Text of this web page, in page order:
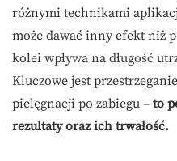
różnymi technikami
może dawać inny efekt niż
kolei wpływa na długość
Kluczowe jest
pielęgnacji po zabiegu – to
rezultaty oraz ich trwałość.